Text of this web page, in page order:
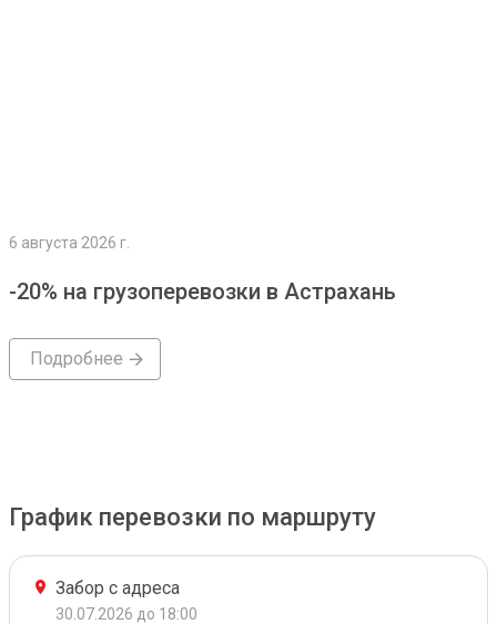
6 августа 2026 г.
-20% на грузоперевозки в Астрахань
Подробнее
График перевозки по маршруту
Забор с адреса
30.07.2026 до 18:00